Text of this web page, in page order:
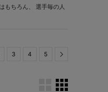
もちろん、 選手毎の人
3 4 5